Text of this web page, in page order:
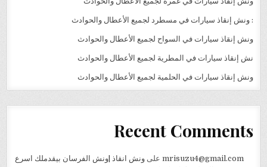
: ونش إنقاذ سيارات في مسطرد لجميع الأعطال والحوادث
ونش إنقاذ سيارات في السواح لجميع الأعطال والحوادث
نش إنقاذ سيارات في المطرية لجميع الأعطال والحوادث
ونش إنقاذ سيارات في الحلمية لجميع الأعطال والحوادث
Recent Comments
mrisuzu4@gmail.comعلى ونش انقاذ |ونش الفرسان بيقدملك اسرع